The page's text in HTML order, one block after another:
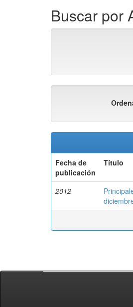
Buscar por
Fecha de
publicación
Título
2012